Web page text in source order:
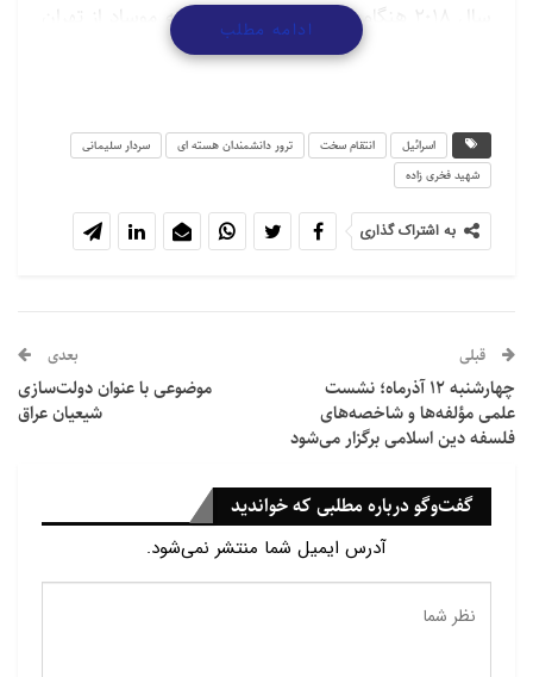
سال ۲۰۱۸ هنگام ارائه اسناد هسته ای که موساد از تهران
ربوده بود گفت این نام را به خاطر بسپارید. در واقع فخری
نیز عهده دار بود.
او تنها کسی بود که بیش از سایر همکارانش برای پیشبرد
ما هنوز به طور قطعی نمی دانیم چه کسی او را ترور کرده و
شاید به این زودی ها هم متوجه نشویم اما کاملا مشخص
است که چه کسی علاقه داشته فخری زاده از صحنه خارج
ادامه مطلب
اسرائیل انتقام سخت ترور دانشمندان هسته ای
سردار سلیمانی
شهید فخری زاده
به اشتراک گذاری
قبلی
چهارشنبه ۱۲ آذرماه؛ نشست
علمی مؤلفه‌ها و شاخصه‌های
فلسفه دین اسلامی برگزار می‌شود
بعدی
موضوعی با عنوان دولت‌سازی
شیعیان عراق
گفت‌وگو درباره مطلبی که خواندید
آدرس ایمیل شما منتشر نمی‌شود.